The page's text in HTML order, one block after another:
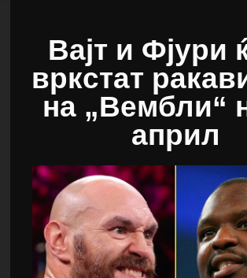
Вајт и Фјури
вркстат
на „Вембли“
април